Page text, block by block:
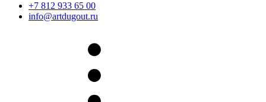
+7 812 933 65 00
info@artdugout.ru